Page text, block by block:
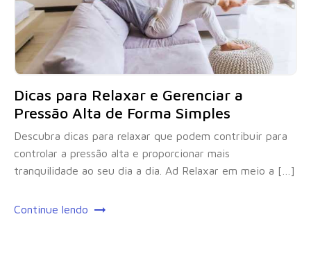
Dicas para Relaxar e Gerenciar a
Pressão Alta de Forma Simples
Descubra dicas para relaxar que podem contribuir para
controlar a pressão alta e proporcionar mais
tranquilidade ao seu dia a dia. Ad Relaxar em meio a […]
Continue lendo